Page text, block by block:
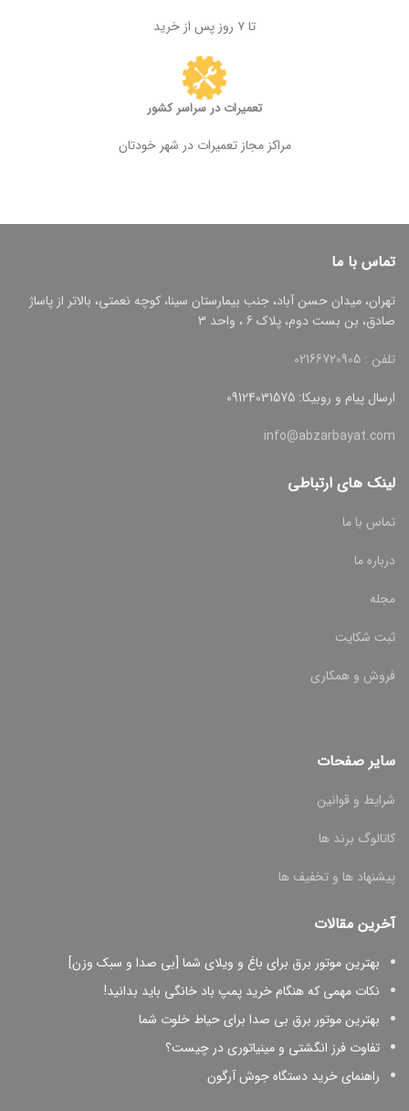
تا ۷ روز پس از خرید
تعمیرات در سراسر کشور
مراکز مجاز تعمیرات در شهر خودتان
تماس با ما
تهران، میدان حسن آباد، جنب بیمارستان سینا، کوچه نعمتی، بالاتر از پاساژ
صادق، بن بست دوم، پلاک 6 ، واحد 3
تلفن : 02166720905
ارسال پیام و روبیکا: 09124031575
info@abzarbayat.com
لینک های ارتباطی
تماس با ما
درباره ما
مجله
ثبت شکایت
فروش و همکاری
سایر صفحات
شرایط و قوانین
کاتالوگ برند ها
پیشنهاد ها و تخفیف ها
آخرین مقالات
بهترین موتور برق برای باغ و ویلای شما [بی صدا و سبک وزن]
نکات مهمی که هنگام خرید پمپ باد خانگی باید بدانید!
بهترین موتور برق بی صدا برای حیاط خلوت شما
تفاوت فرز انگشتی و مینیاتوری در چیست؟
راهنمای خرید دستگاه جوش آرگون